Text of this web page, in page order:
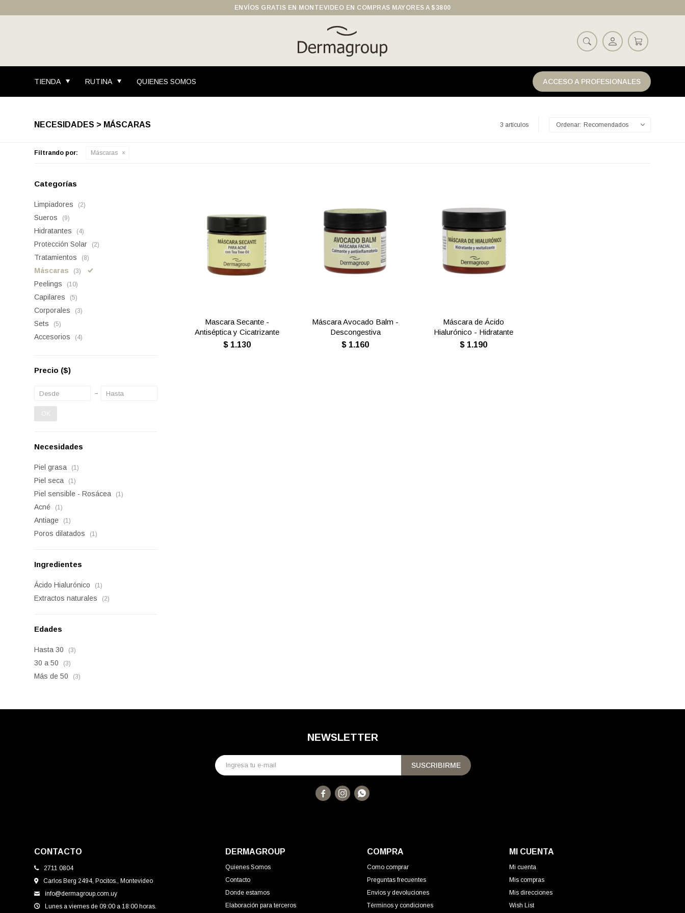
TIENDA RUTINA QUIENES SOMOS ACCESO A PROFESIONALES
ENVÍOS GRATIS EN MONTEVIDEO EN COMPRAS MAYORES A $3800
NECESIDADES > MÁSCARAS 3 artículos Recomendados
Filtrando por: Máscaras
Mascara Secante -
Antiséptica y Cicatrizante
$ 1.130
Máscara Avocado Balm -
Descongestiva
$ 1.160
Máscara de Ácido
Hialurónico - Hidratante
$ 1.190
Categorías
Limpiadores (2)
Sueros (9)
Hidratantes (4)
Protección Solar (2)
Tratamientos (8)
Máscaras (3)
Peelings (10)
Capilares (5)
Corporales (3)
Sets (5)
Accesorios (4)
Precio ($)
OK
Necesidades
Piel grasa (1)
Piel seca (1)
Piel sensible - Rosácea (1)
Acné (1)
Antiage (1)
Poros dilatados (1)
Ingredientes
Ácido Hialurónico (1)
Extractos naturales (2)
Edades
Hasta 30 (3)
30 a 50 (3)
Más de 50 (3)
CONTACTO
2711 0804
Carlos Berg 2494, Pocitos., Montevideo
info@dermagroup.com.uy
Lunes a viernes de 09:00 a 18:00 horas.
DERMAGROUP
Quienes Somos
Contacto
Donde estamos
Elaboración para terceros
COMPRA
Como comprar
Preguntas frecuentes
Envíos y devoluciones
Términos y condiciones
MI CUENTA
Mi cuenta
Mis compras
Mis direcciones
Wish List
NEWSLETTER
SUSCRIBIRME
  